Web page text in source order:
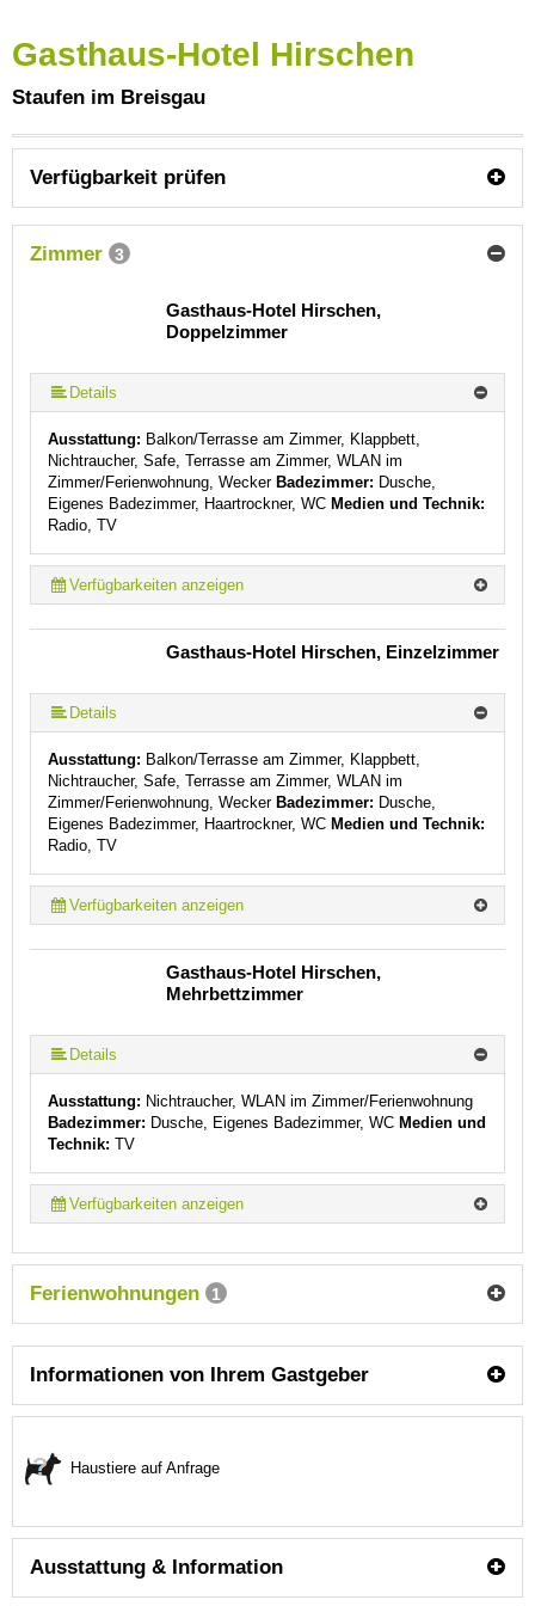
Gasthaus-Hotel Hirschen
Staufen im Breisgau
Verfügbarkeit prüfen
Zimmer 3
Gasthaus-Hotel Hirschen,
Doppelzimmer
Details
Ausstattung: Balkon/Terrasse am Zimmer, Klappbett,
Nichtraucher, Safe, Terrasse am Zimmer, WLAN im
Zimmer/Ferienwohnung, WeckerBadezimmer: Dusche,
Eigenes Badezimmer, Haartrockner, WC Medien und Technik:
Radio, TV
Verfügbarkeiten anzeigen
Gasthaus-Hotel Hirschen, Einzelzimmer
Details
Ausstattung: Balkon/Terrasse am Zimmer, Klappbett,
Nichtraucher, Safe, Terrasse am Zimmer, WLAN im
Zimmer/Ferienwohnung, WeckerBadezimmer: Dusche,
Eigenes Badezimmer, Haartrockner, WC Medien und Technik:
Radio, TV
Verfügbarkeiten anzeigen
Gasthaus-Hotel Hirschen,
Mehrbettzimmer
Details
Ausstattung: Nichtraucher, WLAN im Zimmer/Ferienwohnung
Badezimmer: Dusche, Eigenes Badezimmer, WC Medien und
Technik: TV
Verfügbarkeiten anzeigen
Ferienwohnungen 1
Informationen von Ihrem Gastgeber
Haustiere auf Anfrage
Ausstattung & Information